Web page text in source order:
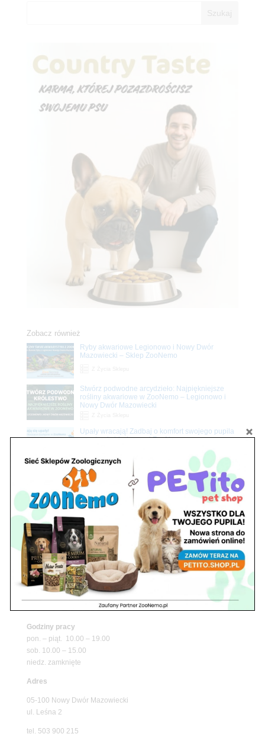
Zobacz również
Ryby akwariowe Legionowo i Nowy Dwór
Mazowiecki – Sklep ZooNemo
Stwórz podwodne arcydzieło: Najpiękniejsze
rośliny akwariowe w ZooNemo – Legionowo i
Nowy Dwór Mazowiecki
Upały wracają! Zadbaj o komfort swojego pupila
z matami chłodzącymi ZooNemo
Z Życia Sklepu
Petito Pet Shop – Internetowy Sklep Zoologiczny
Online! Wszystko Dla Twojego Pupila | ZooNemo
Znajdź nas
Adres
05-120 Legionowo
ul. Piłsudskiego 31,
pawilon 134
Godziny pracy
pon. – piąt. 10.00 – 19.00
sob. 10.00 – 15.00
niedz. zamknięte
Adres
05-100 Nowy Dwór Mazowiecki
ul. Leśna 2
tel. 503 900 215